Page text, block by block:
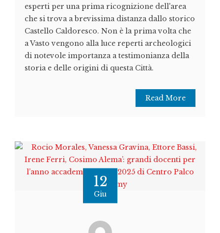
esperti per una prima ricognizione dell'area
che si trova a brevissima distanza dallo storico
Castello Caldoresco. Non è la prima volta che
a Vasto vengono alla luce reperti archeologici
di notevole importanza a testimonianza della
storia e delle origini di questa Città.
Read More
12
Giu